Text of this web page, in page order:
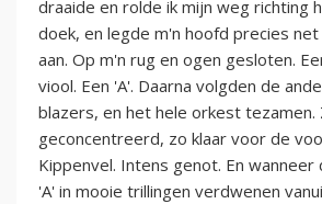
draaide en rolde ik mijn weg richting
doek, en legde m'n hoofd precies
aan. Op m'n rug en ogen gesloten.
viool. Een 'A'. Daarna volgden de
blazers, en het hele orkest tezamen.
geconcentreerd, zo klaar voor de
Kippenvel. Intens genot. En
'A' in mooie trillingen verdwenen